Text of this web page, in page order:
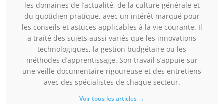
les domaines de l’actualité, de la culture générale et
du quotidien pratique, avec un intérêt marqué pour
les conseils et astuces applicables à la vie courante. Il
a traité des sujets aussi variés que les innovations
technologiques, la gestion budgétaire ou les
méthodes d’apprentissage. Son travail s’appuie sur
une veille documentaire rigoureuse et des entretiens
avec des spécialistes de chaque secteur.
Voir tous les articles →